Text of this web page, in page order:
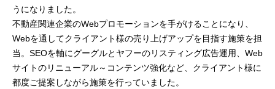
うになりました。
不動産関連企業のWebプロモーションを手がけることになり、
Webを通してクライアント様の売り上げアップを目指す施策を担
当。SEOを軸にグーグルとヤフーのリスティング広告運用、Web
サイトのリニューアル～コンテンツ強化など、クライアント様に
都度ご提案しながら施策を行っていました。